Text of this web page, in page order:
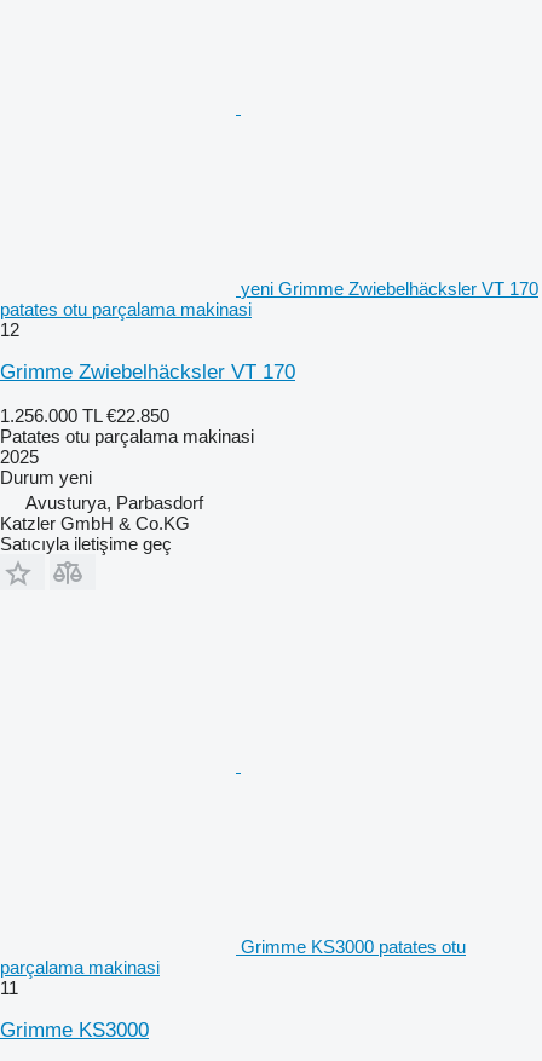
yeni Grimme Zwiebelhäcksler VT 170
patates otu parçalama makinasi
12
Grimme Zwiebelhäcksler VT 170
1.256.000 TL €22.850
Patates otu parçalama makinasi
2025
Durum yeni
Avusturya, Parbasdorf
Katzler GmbH & Co.KG
Satıcıyla iletişime geç
Grimme KS3000 patates otu
parçalama makinasi
11
Grimme KS3000